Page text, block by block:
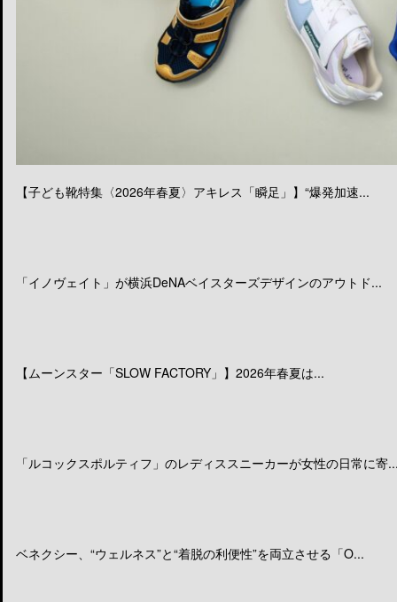
【子ども靴特集〈2026年春夏〉アキレス「瞬足」】“爆発加速...
「イノヴェイト」が横浜DeNAベイスターズデザインのアウトド...
【ムーンスター「SLOW FACTORY」】2026年春夏は...
「ルコックスポルティフ」のレディススニーカーが女性の日常に寄
ベネクシー、“ウェルネス”と“着脱の利便性”を両立させる「O...